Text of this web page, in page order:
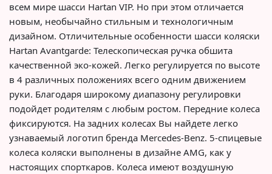
всем мире шасси Hartan VIP. Но при этом отличается
новым, необычайно стильным и технологичным
дизайном. Отличительные особенности шасси коляски
Hartan Avantgarde: Телескопическая ручка обшита
качественной эко-кожей. Легко регулируется по высоте
в 4 различных положениях всего одним движением
руки. Благодаря широкому диапазону регулировки
подойдет родителям с любым ростом. Передние колеса
фиксируются. На задних колесах Вы найдете легко
узнаваемый логотип бренда Mercedes-Benz. 5-спицевые
колеса коляски выполнены в дизайне AMG, как у
настоящих спорткаров. Колеса имеют воздушную